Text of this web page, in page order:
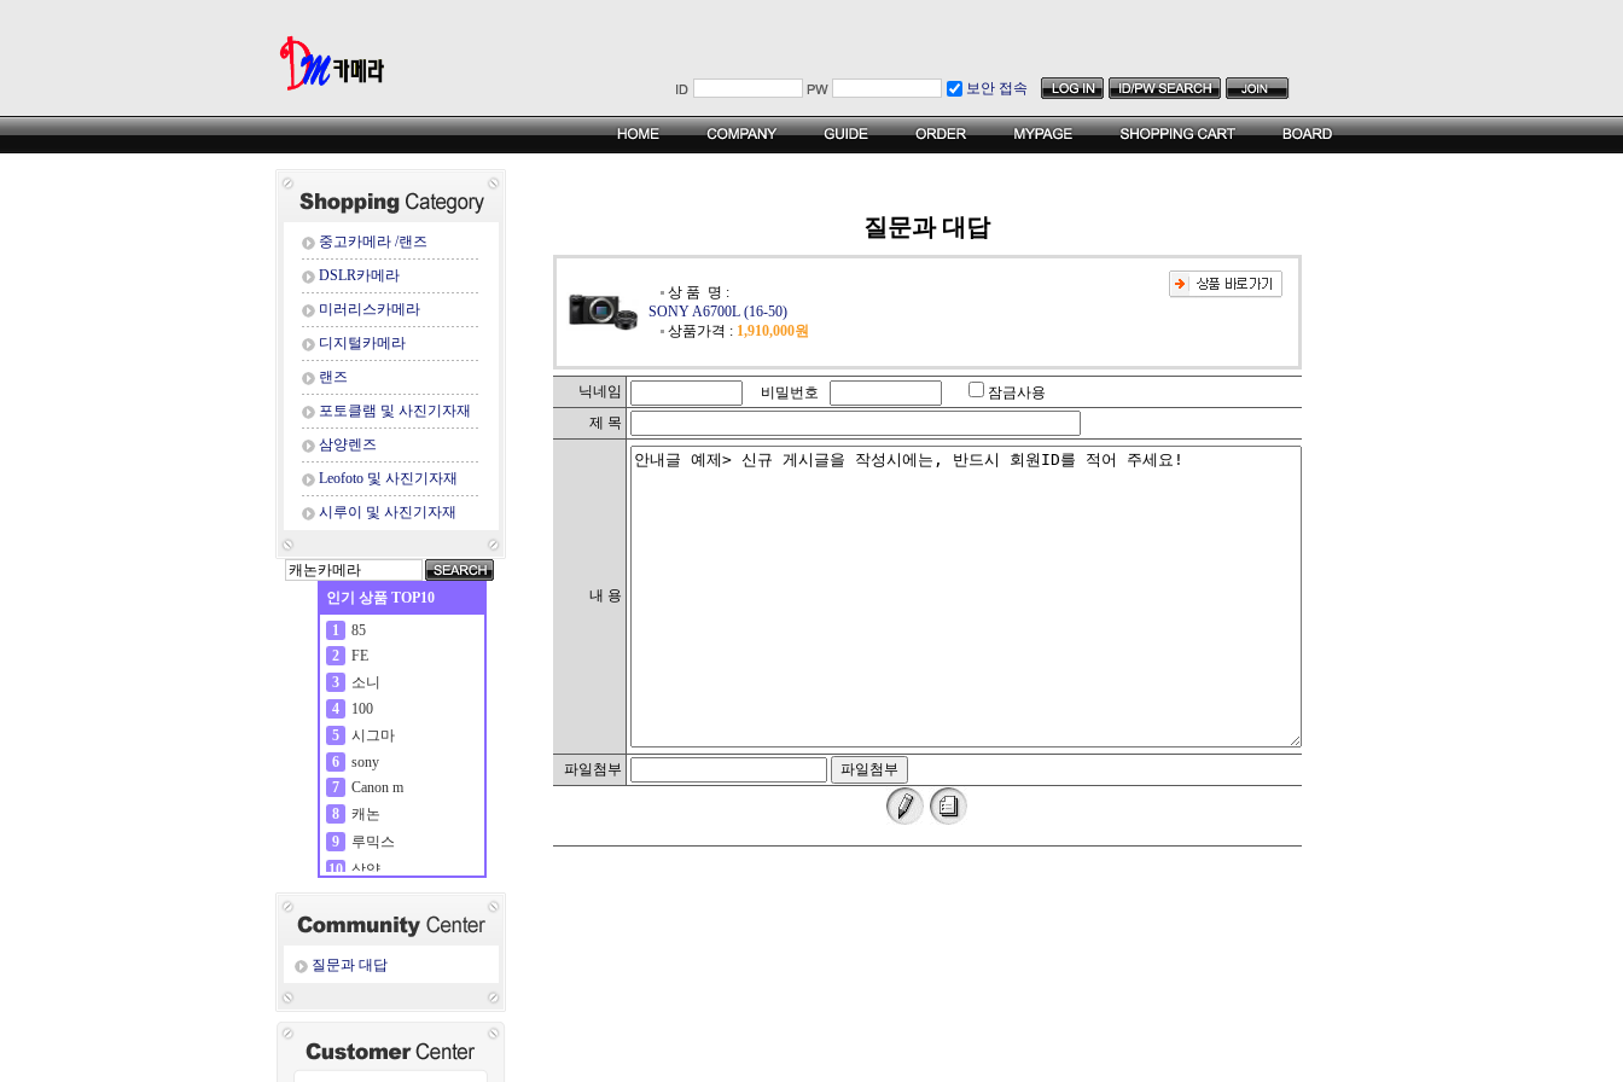
보안 접속
중고카메라 /랜즈
DSLR카메라
미러리스카메라
디지털카메라
랜즈
포토클램 및 사진기자재
삼양렌즈
Leofoto 및 사진기자재
시루이 및 사진기자재
인기 상품 TOP10
1
85
2
FE
3
소니
4
100
5
시그마
6
sony
7
Canon m
8
캐논
9
루믹스
10 삼양
질문과 대답
질문과 대답
상 품 명 :
SONY A6700L (16-50)
상품가격 : 1,910,000원
닉네임 비밀번호
잠금사용
제 목
내 용
파일첨부